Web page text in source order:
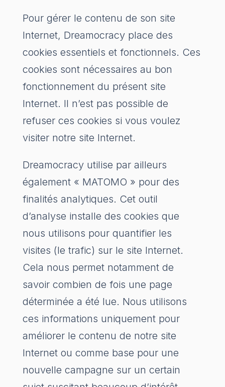
Pour gérer le contenu de son site
Internet, Dreamocracy place des
cookies essentiels et fonctionnels. Ces
cookies sont nécessaires au bon
fonctionnement du présent site
Internet. Il n’est pas possible de
refuser ces cookies si vous voulez
visiter notre site Internet.
Dreamocracy utilise par ailleurs
également « MATOMO » pour des
finalités analytiques. Cet outil
d’analyse installe des cookies que
nous utilisons pour quantifier les
visites (le trafic) sur le site Internet.
Cela nous permet notamment de
savoir combien de fois une page
déterminée a été lue. Nous utilisons
ces informations uniquement pour
améliorer le contenu de notre site
Internet ou comme base pour une
nouvelle campagne sur un certain